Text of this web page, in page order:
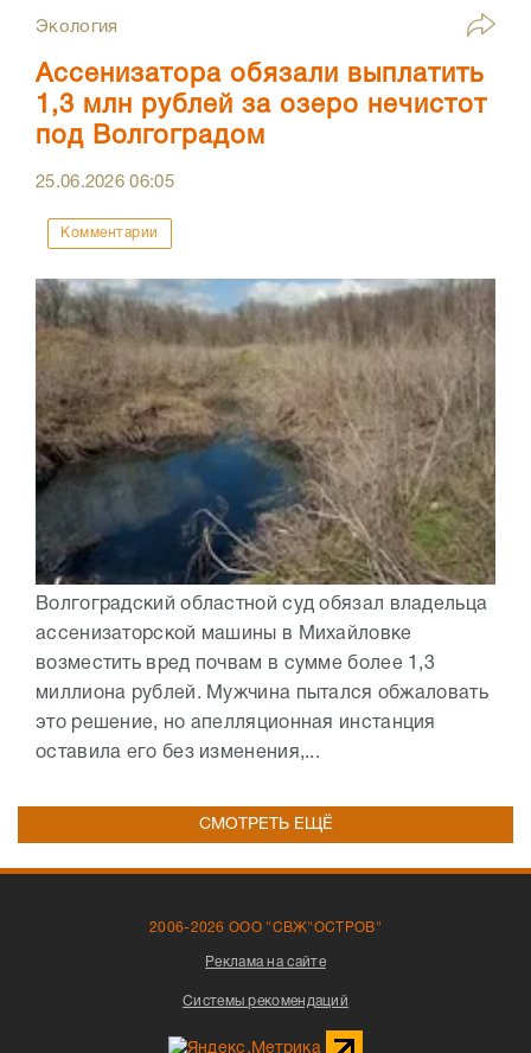
Экология
Ассенизатора обязали выплатить
1,3 млн рублей за озеро нечистот
под Волгоградом
25.06.202606:05
Комментарии
Волгоградский областной суд обязал владельца
ассенизаторской машины в Михайловке
возместить вред почвам в сумме более 1,3
миллиона рублей. Мужчина пытался обжаловать
это решение, но апелляционная инстанция
оставила его без изменения,...
СМОТРЕТЬ ЕЩЁ
2006-2026 ООО "СВЖ"ОСТРОВ"
Реклама на сайте
Системы рекомендаций